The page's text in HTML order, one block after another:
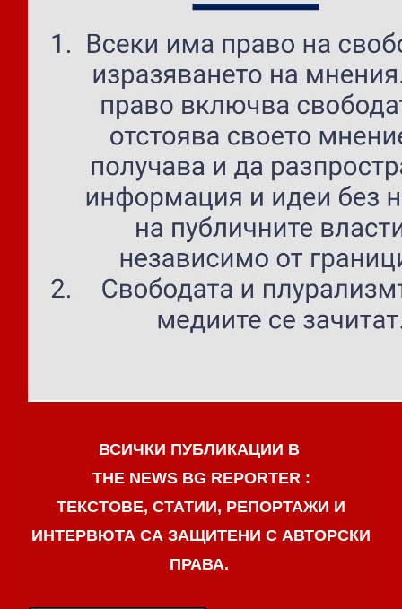
ВСИЧКИ ПУБЛИКАЦИИ В
THE NEWS BG REPORTER :
ТЕКСТОВЕ, СТАТИИ, РЕПОРТАЖИ И
ИНТЕРВЮТА СА ЗАЩИТЕНИ С АВТОРСКИ
ПРАВА.